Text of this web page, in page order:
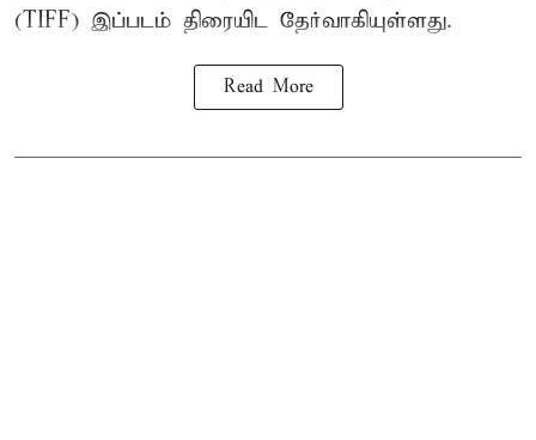
(TIFF) இப்படம் திரையிட தேர்வாகியுள்ளது.
Read More